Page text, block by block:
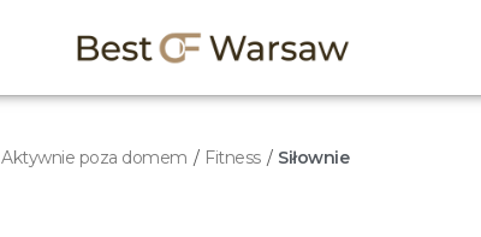
Aktywnie poza domem / Fitness / Siłownie